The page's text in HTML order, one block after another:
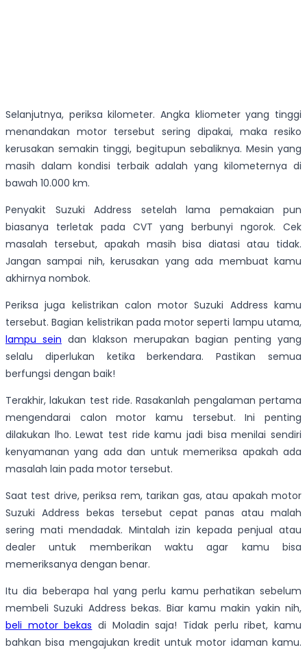
Selanjutnya, periksa kilometer. Angka kliometer yang tinggi
menandakan motor tersebut sering dipakai, maka resiko
kerusakan semakin tinggi, begitupun sebaliknya. Mesin yang
masih dalam kondisi terbaik adalah yang kilometernya di
bawah 10.000 km.
Penyakit Suzuki Address setelah lama pemakaian pun
biasanya terletak pada CVT yang berbunyi ngorok. Cek
masalah tersebut, apakah masih bisa diatasi atau tidak.
Jangan sampai nih, kerusakan yang ada membuat kamu
akhirnya nombok.
Periksa juga kelistrikan calon motor Suzuki Address kamu
tersebut. Bagian kelistrikan pada motor seperti lampu utama,
lampu sein dan klakson merupakan bagian penting yang
selalu diperlukan ketika berkendara. Pastikan semua
berfungsi dengan baik!
Terakhir, lakukan test ride. Rasakanlah pengalaman pertama
mengendarai calon motor kamu tersebut. Ini penting
dilakukan lho. Lewat test ride kamu jadi bisa menilai sendiri
kenyamanan yang ada dan untuk memeriksa apakah ada
masalah lain pada motor tersebut.
Saat test drive, periksa rem, tarikan gas, atau apakah motor
Suzuki Address bekas tersebut cepat panas atau malah
sering mati mendadak. Mintalah izin kepada penjual atau
dealer untuk memberikan waktu agar kamu bisa
memeriksanya dengan benar.
Itu dia beberapa hal yang perlu kamu perhatikan sebelum
membeli Suzuki Address bekas. Biar kamu makin yakin nih,
beli motor bekas di Moladin saja! Tidak perlu ribet, kamu
bahkan bisa mengajukan kredit untuk motor idaman kamu.